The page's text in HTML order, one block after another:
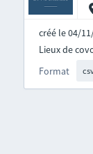
créé le 04/
Format
Lieux de